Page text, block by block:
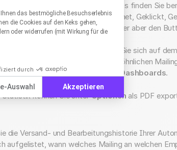
Passen Sie Ihre Optionen
das bestmögliche Besuchserlebnis
die Cookies auf den Keks gehen,
oder widerrufen (mit Wirkung für die
durch
Auswahl Akzeptieren
eine eigene Statistik erstellt. Rechts finden Sie
auf einen Blick: Versendet, Geöffnet, Geklickt,
indem Sie auf die Zahlen klicken oder aber den
eines Mailings, befinden Sie sich auf dem
bereits von Ihren gewöhnlichen
Kennzahlen des Statistik-Dashboards.
Statistik können Sie unterOptionen als PDF
die Versand- und Bearbeitungshistorie Ihrer
aufgelistet, wann welches Mailing an welchen